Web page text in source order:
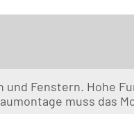
und Fenstern. Hohe
muss das